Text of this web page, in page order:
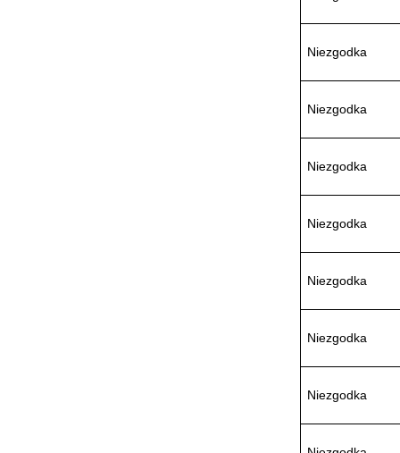
Niezgodka
Niezgodka
Niezgodka
Niezgodka
Niezgodka
Niezgodka
Niezgodka